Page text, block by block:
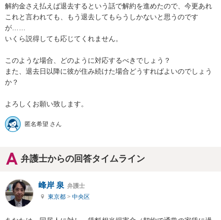
解約金さえ払えば退去するという話で解約を進めたので、今更あれ
これと言われても、もう退去してもらうしかないと思うのです
が……
いくら説得しても応じてくれません。
このような場合、どのように対応するべきでしょう？
また、退去日以降に彼が住み続けた場合どうすればよいのでしょう
か？
匿名希望 さん
弁護士からの回答タイムライン
峰岸 泉 弁護士
東京都 > 中央区